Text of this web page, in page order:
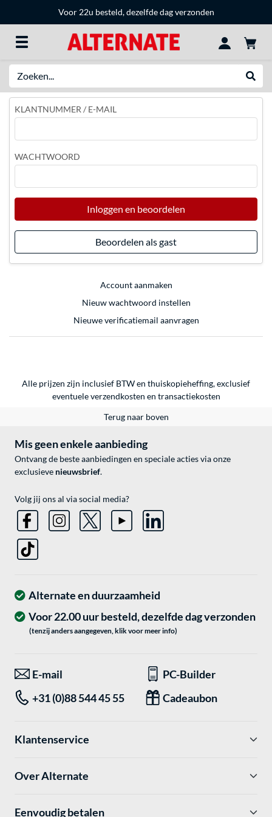
Voor 22u besteld, dezelfde dag verzonden
KLANTNUMMER / E-MAIL
WACHTWOORD
Inloggen en beoordelen
Beoordelen als gast
Account aanmaken
Nieuw wachtwoord instellen
Nieuwe verificatiemail aanvragen
Alle prijzen zijn inclusief BTW en thuiskopieheffing, exclusief
eventueleverzendkosten en transactiekosten
Terug naar boven
Mis geen enkele aanbieding
Ontvang de beste aanbiedingen en speciale acties via onze
exclusieve nieuwsbrief.
Volg jij ons al via social media?
Alternate en duurzaamheid
Voor 22.00 uur besteld, dezelfde dag verzonden
(tenzij anders aangegeven, klik voor meer info)
E-mail
PC-Builder
+31 (0)88 544 45 55
Cadeaubon
Klantenservice
Over Alternate
Eenvoudig betalen